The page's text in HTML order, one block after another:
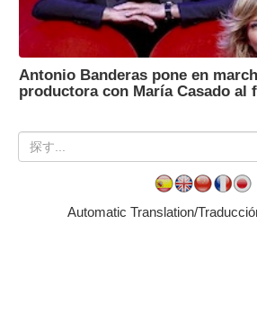
Antonio Banderas pone en
productora con María Casado al
Automatic Translation/